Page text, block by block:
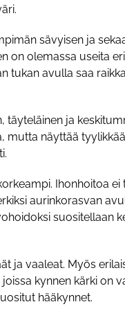
sävyisen ja
on olemassa useita
tukan avulla saa
täyteläinen ja
mutta näyttää
Ihonhoitoa ei
aurinkorasvan
suositellaan
ja vaaleat. Myös
kynnen kärki on
hääkynnet.